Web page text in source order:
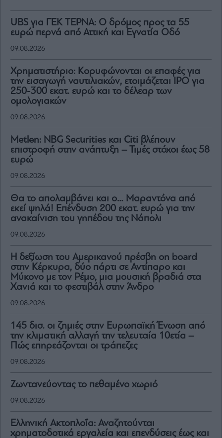
UBS για ΓΕΚ ΤΕΡΝΑ: Ο δρόμος προς τα 55
ευρώ περνά από Αττική και Εγνατία Οδό
09.08.2026
Χρηματιστήριο: Κορυφώνονται οι επαφές για
την εισαγωγή ναυτιλιακών, ετοιμάζεται IPO για
250-300 εκατ. ευρώ και το δέλεαρ των
ομολογιακών
09.08.2026
Metlen: NBG Securities και Citi βλέπουν
επιστροφή στην ανάπτυξη – Τιμές στόχοι έως 58
ευρώ
09.08.2026
Θα το απολαμβάνει και ο… Μαραντόνα από
εκεί ψηλά! Επένδυση 200 εκατ. ευρώ για την
ανακαίνιση του γηπέδου της Νάπολι
09.08.2026
H δεξίωση του Αμερικανού πρέσβη on board
στην Κέρκυρα, δύο πάρτι σε Αντίπαρο και
Μύκονο με τον Ρέμο, μια μουσική βραδιά στα
Χανιά και το φεστιβάλ στην Άνδρο
09.08.2026
145 δισ. οι ζημιές στην Ευρωπαϊκή Ένωση από
την κλιματική αλλαγή την τελευταία 10ετία –
Πώς επηρεάζονται οι τράπεζες
09.08.2026
Ζωντανεύοντας το πεθαμένο χωριό
09.08.2026
Ελληνική Ακτοπλοΐα: Αναζητούνται
χρηματοδοτικά εργαλεία και επενδύσεις έως και